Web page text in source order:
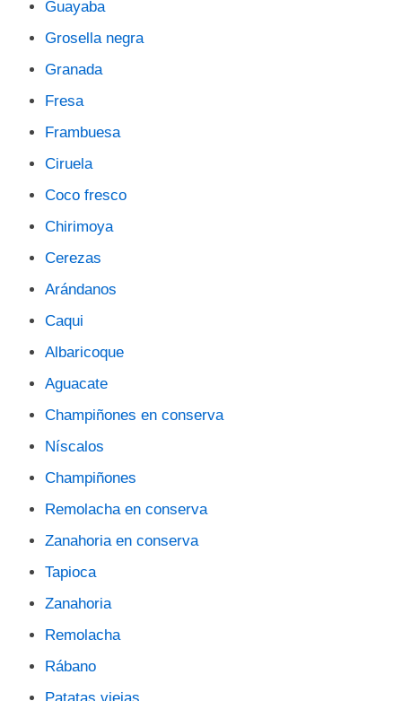
Guayaba
Grosella negra
Granada
Fresa
Frambuesa
Ciruela
Coco fresco
Chirimoya
Cerezas
Arándanos
Caqui
Albaricoque
Aguacate
Champiñones en conserva
Níscalos
Champiñones
Remolacha en conserva
Zanahoria en conserva
Tapioca
Zanahoria
Remolacha
Rábano